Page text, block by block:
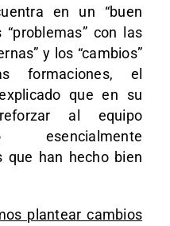
en un “buen
con las
y los “cambios”
formaciones, el
que en su
al equipo
esencialmente
que han hecho bien
plantear cambios